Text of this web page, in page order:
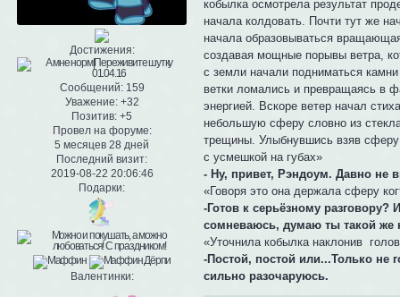
Достижения:
Сообщений:159
Уважение: +32
Позитив: +5
Провел на форуме:
5 месяцев 28 дней
Последний визит:
2019-08-22 20:06:46
Подарки:
Валентинки:
кобылка осмотрела результат
начала колдовать. Почти тут же
начала образовываться
создавая мощные порывы ветра,
с земли начали подниматься
ветки ломались и превращаясь в
энергией. Вскоре ветер начал
небольшую сферу словно из
трещины. Улыбнувшись взяв
с усмешкой на губах»
- Ну, привет, Рэндоум. Давно не
«Говоря это она держала сферу
-Готов к серьёзному
сомневаюсь, думаю ты такой же
«Уточнила кобылка наклонив
-Постой, постой или...Только
сильно разочаруюсь.